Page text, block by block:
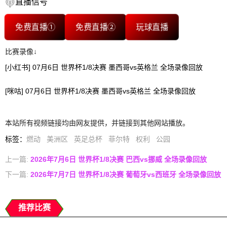
直播信号
免费直播① 免费直播② 玩球直播
比赛录像↓
[小红书] 07月6日 世界杯1/8决赛 墨西哥vs英格兰 全场录像回放
[咪咕] 07月6日 世界杯1/8决赛 墨西哥vs英格兰 全场录像回放
本站所有视频链接均由网友提供，并链接到其他网站播放。
标签： 燃动 美洲区 英足总杯 菲尔特 权利 公园
上一篇: 2026年7月6日 世界杯1/8决赛 巴西vs挪威 全场录像回放
下一篇: 2026年7月7日 世界杯1/8决赛 葡萄牙vs西班牙 全场录像回放
推荐比赛